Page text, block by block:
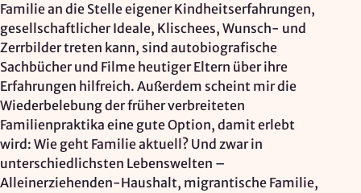
Familie an die Stelle eigener Kindheitserfahrungen,
gesellschaftlicher Ideale, Klischees, Wunsch- und
Zerrbilder treten kann, sind autobiografische
Sachbücher und Filme heutiger Eltern über ihre
Erfahrungen hilfreich. Außerdem scheint mir die
Wiederbelebung der früher verbreiteten
Familienpraktika eine gute Option, damit erlebt
wird: Wie geht Familie aktuell? Und zwar in
unterschiedlichsten Lebenswelten –
Alleinerziehenden-Haushalt, migrantische Familie,